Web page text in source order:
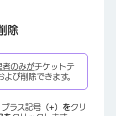
除
者のみがチケットテ
び削除できます。
ラス記号 （+）をクリ